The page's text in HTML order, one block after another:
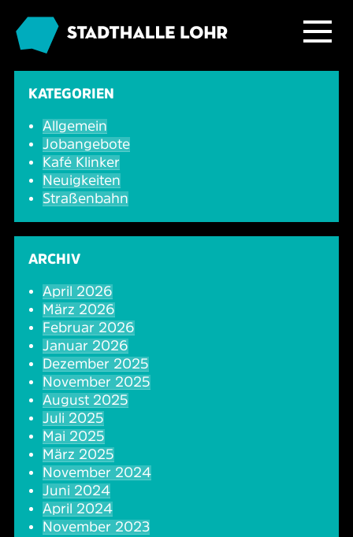
Programm
Übersicht
Ballett & Tanz
Familie
Konzerte
Oper & Operette
Party
Theater & Musical
Vorträge & Lesungen
Service
Neuigkeiten
Tickets
Hotels & Übernachtung
Essen & Trinken
Barrierefreiheit
Über Lohr a.Main
FAQ – Fragen & Antworten
Das Haus
Großer Saal
Seminarbereich
Technik
Downloads
Geschichte
Jobs
Kafé Klinker
KATEGORIEN
Allgemein
Jobangebote
Kafé Klinker
Neuigkeiten
Straßenbahn
ARCHIV
April 2026
März 2026
Februar 2026
Januar 2026
Dezember 2025
November 2025
August 2025
Juli 2025
Mai 2025
März 2025
November 2024
Juni 2024
April 2024
November 2023